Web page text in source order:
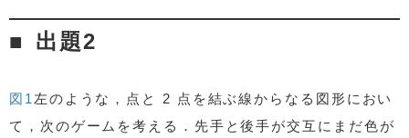
出題2
図1 左のような，点と 2 点を結ぶ線からなる図形におい
て，次のゲームを考える．先手と後手が交互にまだ色が